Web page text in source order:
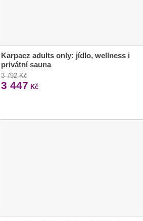
Karpacz adults only: jídlo, wellness i
privátní sauna
3 792 Kč
3 447 Kč